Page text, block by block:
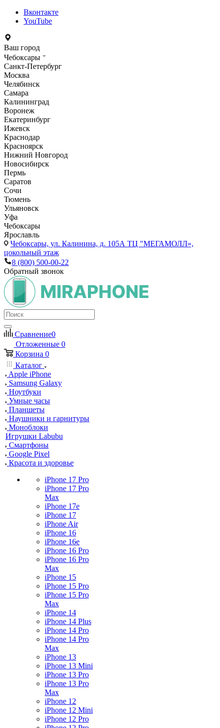
Вконтакте
YouTube
Ваш город
Чебоксары
Санкт-Петербург
Москва
Челябинск
Самара
Калининград
Воронеж
Екатеринбург
Ижевск
Краснодар
Красноярск
Нижний Новгород
Новосибирск
Пермь
Саратов
Сочи
Тюмень
Ульяновск
Уфа
Чебоксары
Ярославль
Чебоксары, ул. Калинина, д. 105А ТЦ "МЕГАМОЛЛ»,
цокольный этаж
8 (800) 500-00-22
Обратный звонок
Сравнение0
Отложенные 0
Корзина 0
Каталог
Apple iPhone
Samsung Galaxy
Ноутбуки
Умные часы
Планшеты
Наушники и гарнитуры
Моноблоки
Игрушки Labubu
Смартфоны
Google Pixel
Красота и здоровье
iPhone 17 Pro
iPhone 17 Pro
Max
iPhone 17e
iPhone 17
iPhone Air
iPhone 16
iPhone 16e
iPhone 16 Pro
iPhone 16 Pro
Max
iPhone 15
iPhone 15 Pro
iPhone 15 Pro
Max
iPhone 14
iPhone 14 Plus
iPhone 14 Pro
iPhone 14 Pro
Max
iPhone 13
iPhone 13 Mini
iPhone 13 Pro
iPhone 13 Pro
Max
iPhone 12
iPhone 12 Mini
iPhone 12 Pro